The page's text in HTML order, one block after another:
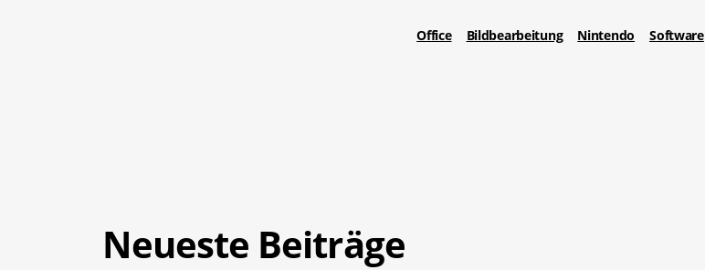
Office Bildbearbeitung Nintendo Software
Neueste Beiträge